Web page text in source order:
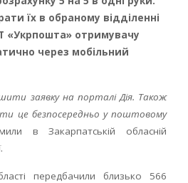
їх в обраному відділенні
«Укрпошта» отримувачу
через мобільний
заявку на порталі Дія. Також
це безпосередньо у поштовому
в Закарпатській обласній
передбачили близько 566